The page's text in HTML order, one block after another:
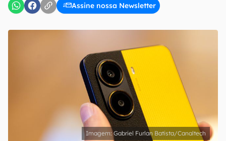
Assine nossa Newsletter
inscreva-se
Uso e Política de Privacidade do Canaltech.
Gabriel Furlan Batista/Canaltech